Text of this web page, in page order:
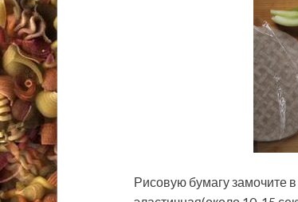
Рисовую бумагу замочите в